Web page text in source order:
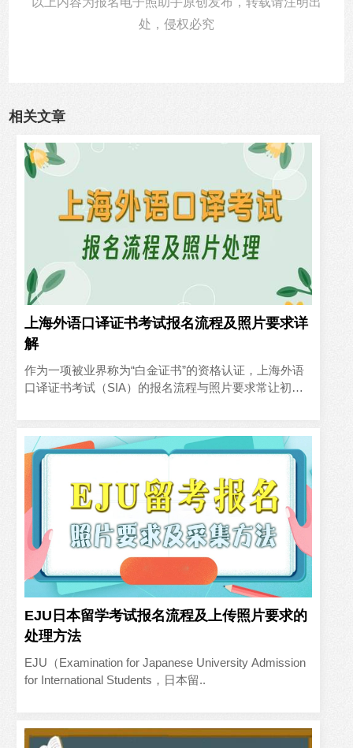
处，侵权必究
相关文章
上海外语口译证书考试报名流程及照片要求详
解
作为一项被业界称为“白金证书”的资格认证，上海外语
口译证书考试（SIA）的报名流程与照片要求常让初次
EJU日本留学考试报名流程及上传照片要求的
处理方法
EJU（Examination for Japanese University Admission
for International Students，日本留..